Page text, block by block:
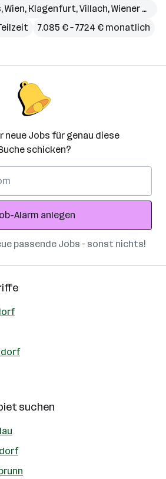
,Wien, Klagenfurt,Villach,Wiener Neustadt
7.085 € – 7.724 € monatlich
neue Jobs für genau diese
schicken?
Alarm anlegen
passende Jobs – sonst nichts!
suchen